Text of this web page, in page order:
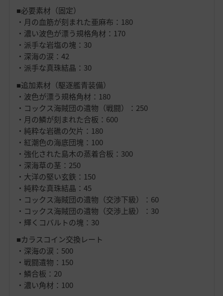
■必要素材（固定）
・月の血筋が刻まれた亜麻布：180
・濃い波色が漂う規格角材：170
・派手な岩塩の塊：30
・深海の涙：42
・派手な真珠結晶：30
■追加素材（駆逐艦青装備）
・波色が漂う規格角材：180
・コックス海賊団の遺物（戦闘）：250
・月の鱗が刻まれた合板：600
・純粋な岩礁の欠片：180
・紅潮色の海底団塊：100
・強化された島木の蒸着合板：300
・深海草の茎：250
・大洋の堅い玄鉄：150
・純粋な真珠結晶：45
・コックス海賊団の遺物（交渉下級）：60
・コックス海賊団の遺物（交渉上級）：30
・輝くコバルトの塊：30
■カラスコイン交換レート
・深海の涙：500
・戦闘遺物：150
・鱗合板：20
・濃い角材：100